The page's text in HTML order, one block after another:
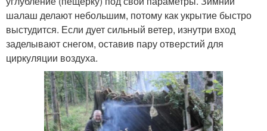
шалаш делают небольшим, потому как укрытие быстро
выстудится. Если дует сильный ветер, изнутри вход
заделывают снегом, оставив пару отверстий для
циркуляции воздуха.